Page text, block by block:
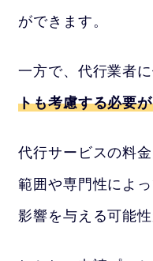
ができます。
一方で、代行業者
トも考慮する必要
代行サービスの料
範囲や専門性によ
影響を与える可能性